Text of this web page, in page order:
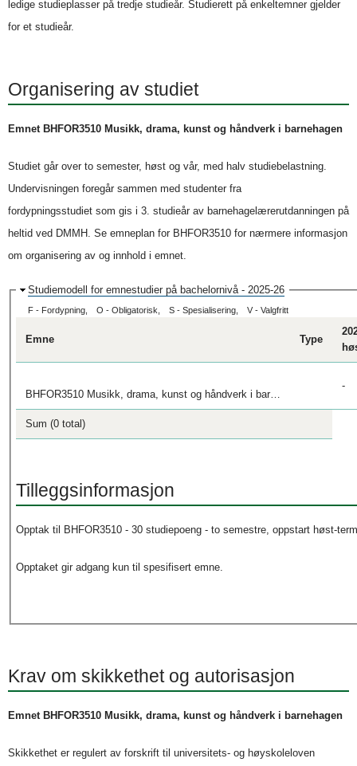
ledige studieplasser på tredje studieår. Studierett på enkeltemner gjelder
for et studieår.
Organisering av studiet
Emnet BHFOR3510 Musikk, drama, kunst og håndverk i barnehagen
Studiet går over to semester, høst og vår, med halv studiebelastning.
Undervisningen foregår sammen med studenter fra
fordypningsstudiet som gis i 3. studieår av barnehagelærerutdanningen på
heltid ved DMMH. Se emneplan for BHFOR3510 for nærmere informasjon
om organisering av og innhold i emnet.
S
k
u
Studiemodell for emnestudier på bachelornivå - 2025-26
F - Fordypning O - Obligatorisk S - Spesialisering V - Valgfritt
Emne Type
BHFOR3510 Musikk, drama, kunst og håndverk i barnehagen
-
Sum (0 total)
Tilleggsinformasjon
Opptak til BHFOR3510 - 30 studiepoeng - to semestre, oppstart høst-
Opptaket gir adgang kun til spesifisert emne.
Krav om skikkethet og autorisasjon
Emnet BHFOR3510 Musikk, drama, kunst og håndverk i barnehagen
Skikkethet er regulert av forskrift til universitets- og høyskoleloven